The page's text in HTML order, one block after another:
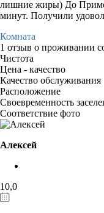
лишние жиры) До
минут. Получили
Комната
1 отзыв о проживании
Чистота
Цена - качество
Качество обслуживания
Расположение
Своевременность
Соответствие фото
Алексей
10,0